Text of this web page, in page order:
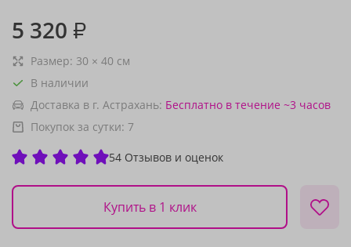
5 320 ₽
Размер: 30 × 40 см
В наличии
Доставка в г. Астрахань: Бесплатно в течение ~3 часов
Покупок за сутки: 7
54 Отзывов и оценок
Купить в 1 клик